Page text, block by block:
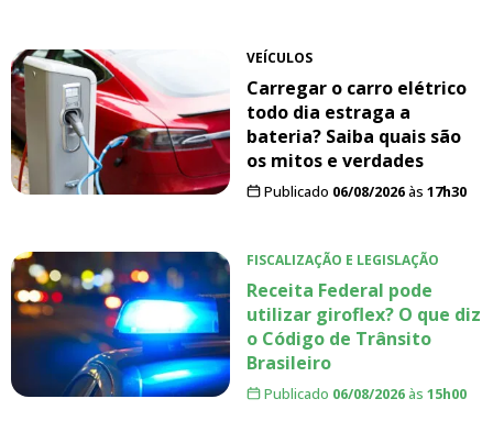
VEÍCULOS
Carregar o carro elétrico
todo dia estraga a
bateria? Saiba quais são
os mitos e verdades
Publicado 06/08/2026às 17h30
FISCALIZAÇÃO E LEGISLAÇÃO
Receita Federal pode
utilizar giroflex? O que diz
o Código de Trânsito
Brasileiro
Publicado 06/08/2026às 15h00